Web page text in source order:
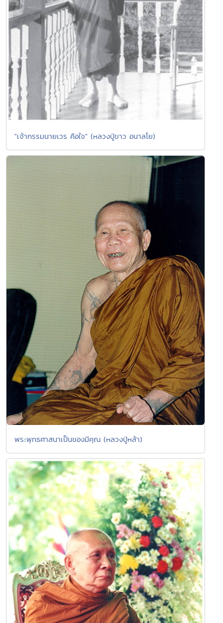
"เจ้ากรรมนายเวร คือใจ" (หลวงปู่ขาว อนาลโย)
พระพุทธศาสนาเป็นของมีคุณ (หลวงปู่หล้า)